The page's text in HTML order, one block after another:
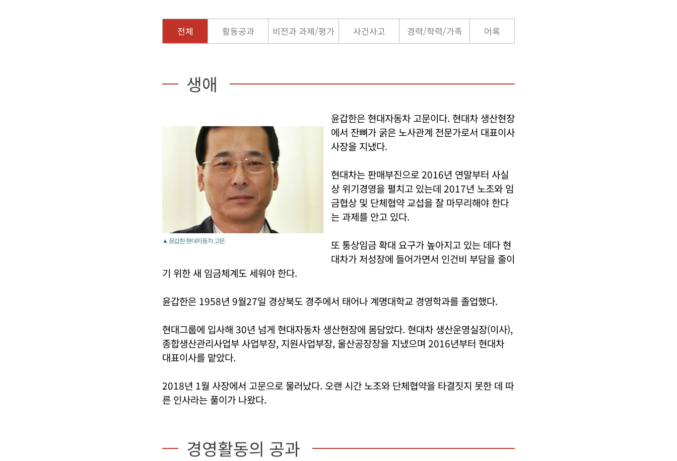
전체 활동공과 비전과 과제/평가 사건사고 경력/학력/가족 어록
생애
▲ 윤갑한 현대자동차 고문.
윤갑한은 현대자동차 고문이다. 현대차 생산현장
에서 잔뼈가 굵은 노사관계 전문가로서 대표이사
사장을 지냈다.
현대차는 판매부진으로 2016년 연말부터 사실
상 위기경영을 펼치고 있는데 2017년 노조와 임
금협상 및 단체협약 교섭을 잘 마무리해야 한다
는 과제를 안고 있다.
또 통상임금 확대 요구가 높아지고 있는 데다 현
대차가 저성장에 들어가면서 인건비 부담을 줄이
기 위한 새 임금체계도 세워야 한다.
윤갑한은 1958년 9월27일 경상북도 경주에서 태어나 계명대학교 경영학과를 졸업했다.
현대그룹에 입사해 30년 넘게 현대자동차 생산현장에 몸담았다. 현대차 생산운영실장(이사),
종합생산관리사업부 사업부장, 지원사업부장, 울산공장장을 지냈으며 2016년부터 현대차
대표이사를 맡았다.
2018년 1월 사장에서 고문으로 물러났다. 오랜 시간 노조와 단체협약을 타결짓지 못한 데 따
른 인사라는 풀이가 나왔다.
경영활동의 공과